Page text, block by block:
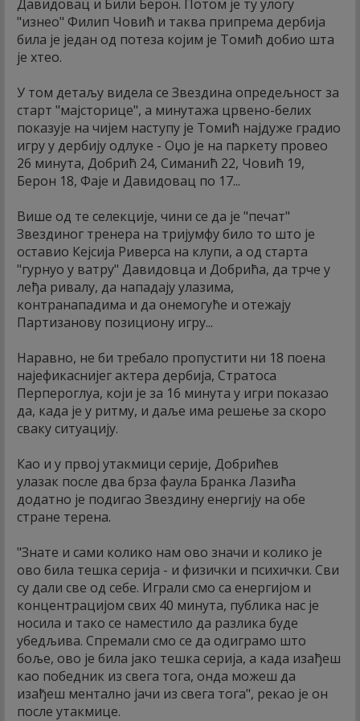
Давидовац и Били Берон. Потом је ту улогу
"изнео" Филип Човић и таква припрема дербија
била је један од потеза којим је Томић добио шта
је хтео.
У том детаљу видела се Звездина опредељност за
старт "мајсторице", а минутажа црвено-белих
показује на чијем наступу је Томић најдуже градио
игру у дербију одлуке - Оџо је на паркету провео
26 минута, Добрић 24, Симанић 22, Човић 19,
Берон 18, Фаје и Давидовац по 17...
Више од те селекције, чини се да је "печат"
Звездиног тренера на тријумфу било то што је
оставио Кејсија Риверса на клупи, а од старта
"гурнуо у ватру" Давидовца и Добрића, да трче у
леђа ривалу, да нападају улазима,
контранападима и да онемогуће и отежају
Партизанову позициону игру...
Наравно, не би требало пропустити ни 18 поена
најефикаснијег актера дербија, Стратоса
Перпероглуа, који је за 16 минута у игри показао
да, када је у ритму, и даље има решење за скоро
сваку ситуацију.
Као и у првој утакмици серије, Добрићев
улазак после два брза фаула Бранка Лазића
додатно је подигао Звездину енергију на обе
стране терена.
"Знате и сами колико нам ово значи и колико је
ово била тешка серија - и физички и психички. Сви
су дали све од себе. Играли смо са енергијом и
концентрацијом свих 40 минута, публика нас је
носила и тако се наместило да разлика буде
убедљива. Спремали смо се да одиграмо што
боље, ово је била јако тешка серија, а када изађеш
као победник из свега тога, онда можеш да
изађеш ментално јачи из свега тога", рекао је он
после утакмице.